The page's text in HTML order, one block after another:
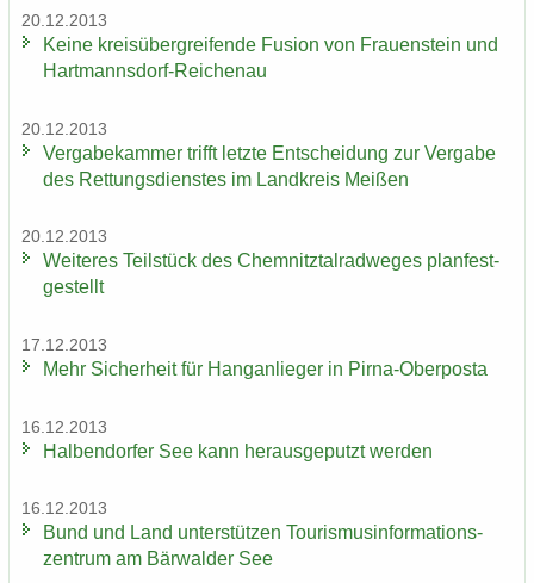
20.12.2013
Keine kreis­über­grei­fen­de Fu­si­on von Frau­en­stein und
Hartmannsdorf-​Reichenau
20.12.2013
Ver­ga­be­kam­mer trifft letz­te Ent­schei­dung zur Ver­ga­be
des Ret­tungs­diens­tes im Land­kreis Mei­ßen
20.12.2013
Wei­te­res Teil­stück des Chem­nitz­tal­rad­we­ges plan­fest­
ge­stellt
17.12.2013
Mehr Si­cher­heit für Hang­an­lie­ger in Pirna-​Oberposta
16.12.2013
Hal­ben­dor­fer See kann her­aus­ge­putzt wer­den
16.12.2013
Bund und Land un­ter­stüt­zen Tou­ris­mus­in­for­ma­ti­ons­
zen­trum am Bär­wal­der See